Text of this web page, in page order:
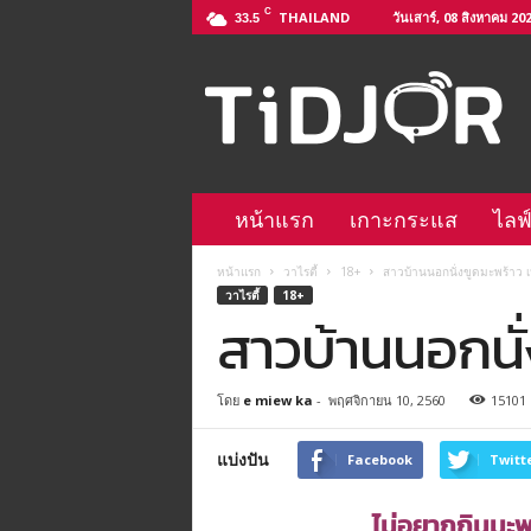
33.5 C THAILAND วันเสาร์, 08 สิงหาคม
:
หน้าแรก เกาะกระแส ไล
หน้าแรก วาไรตี้ 18+
สาวบ้านนอกนั่งขูดมะพร้าว
วาไรตี้
18+
สาวบ้านนอก
โดย e miew ka - พฤศจิกายน 10, 2560 15101
แบ่งปัน Facebook